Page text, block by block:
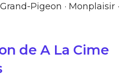
Pigeon · Monplaisir ·
de A La Cime